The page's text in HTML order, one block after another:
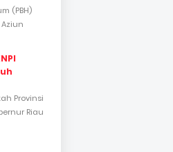
(PBH)
Provinsi
Riau